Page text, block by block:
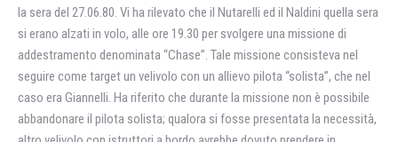
la sera del 27.06.80. Vi ha rilevato che il Nutarelli ed il Naldini quella sera
si erano alzati in volo, alle ore 19.30 per svolgere una missione di
addestramento denominata “Chase”. Tale missione consisteva nel
seguire come target un velivolo con un allievo pilota “solista”, che nel
caso era Giannelli. Ha riferito che durante la missione non è possibile
abbandonare il pilota solista; qualora si fosse presentata la necessità,